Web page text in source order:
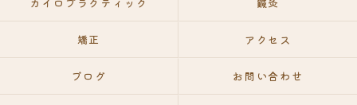
矯正 アクセス
ブログ お問い合わせ